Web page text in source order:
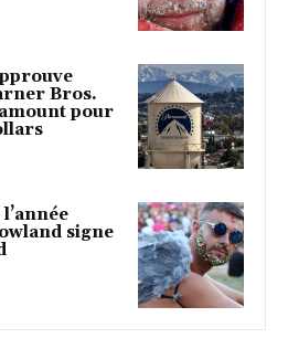
Bros.
pour
signe